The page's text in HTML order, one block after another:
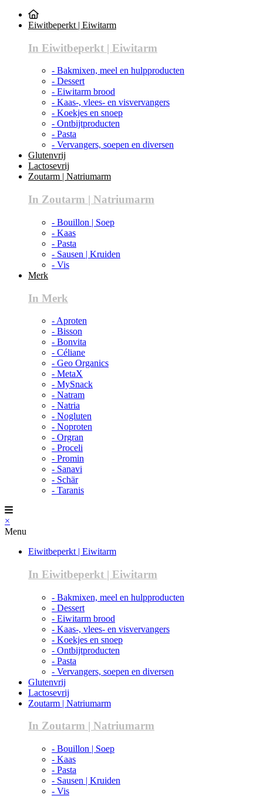
Eiwitbeperkt | Eiwitarm
In Eiwitbeperkt | Eiwitarm
- Bakmixen, meel en hulpproducten
- Dessert
- Eiwitarm brood
- Kaas-, vlees- en visvervangers
- Koekjes en snoep
- Ontbijtproducten
- Pasta
- Vervangers, soepen en diversen
Glutenvrij
Lactosevrij
Zoutarm | Natriumarm
In Zoutarm | Natriumarm
- Bouillon | Soep
- Kaas
- Pasta
- Sausen | Kruiden
- Vis
Merk
In Merk
- Aproten
- Bisson
- Bonvita
- Céliane
- Geo Organics
- MetaX
- MySnack
- Natram
- Natria
- Nogluten
- Noproten
- Orgran
- Proceli
- Promin
- Sanavi
- Schär
- Taranis
×
Menu
Eiwitbeperkt | Eiwitarm
In Eiwitbeperkt | Eiwitarm
- Bakmixen, meel en hulpproducten
- Dessert
- Eiwitarm brood
- Kaas-, vlees- en visvervangers
- Koekjes en snoep
- Ontbijtproducten
- Pasta
- Vervangers, soepen en diversen
Glutenvrij
Lactosevrij
Zoutarm | Natriumarm
In Zoutarm | Natriumarm
- Bouillon | Soep
- Kaas
- Pasta
- Sausen | Kruiden
- Vis